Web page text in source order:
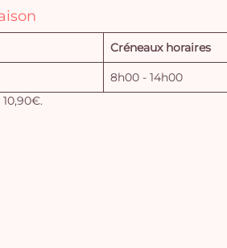
Créneaux horaires
8h00 - 14h00